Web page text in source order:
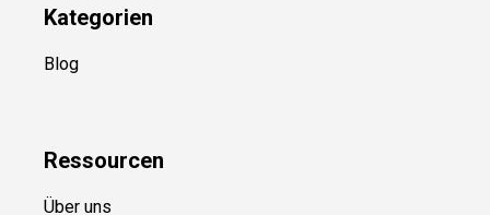
Kategorien
Blog
Ressourcen
Über uns